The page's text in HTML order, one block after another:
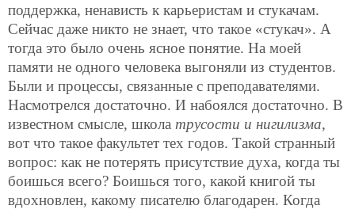
поддержка, ненависть к карьеристам и стукачам.
Сейчас даже никто не знает, что такое «стукач». А
тогда это было очень ясное понятие. На моей
памяти не одного человека выгоняли из студентов.
Были и процессы, связанные с преподавателями.
Насмотрелся достаточно. И набоялся достаточно. В
известном смысле, школа трусости и нигилизма,
вот что такое факультет тех годов. Такой странный
вопрос: как не потерять присутствие духа, когда ты
боишься всего? Боишься того, какой книгой ты
вдохновлен, какому писателю благодарен. Когда